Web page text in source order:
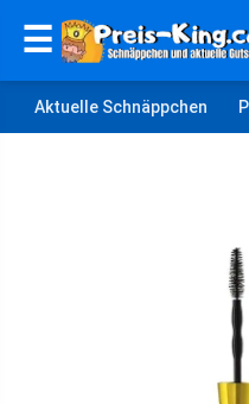
☰
Aktuelle Schnäppchen